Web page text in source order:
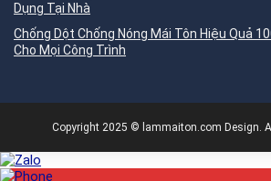
Dụng Tại Nhà
Chống Dột Chống Nóng Mái Tôn Hiệu Quả
Cho Mọi Công Trình
Copyright 2025 © lammaiton.com Design.